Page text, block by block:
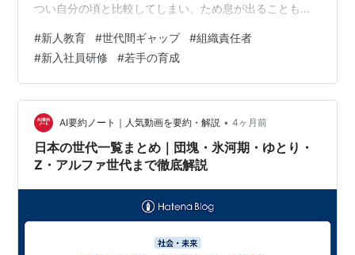
つい自分の頃と比較してしまい、ため息が出ることもあ
間のギャップに悩む。そんな、育成の手応えのなさにモ
ヤモヤした出来事がありました。 先日、私は社内で新入
社員を対象とした研修の講師を務める機会がありまし
た。伝えるカリキュラムは昨年度と全く同じ内容です。
しかし、今年の新人はどこか態度が良くないように感じ
られました。新しい環境で疲れているのか、講義の…
#新人教育 #世代間ギャップ #組織責任者
#新入社員研修 #若手の育成
AI要約ノート｜人気動画を要約・解説 • 4ヶ月前
日本の世代一覧まとめ｜団塊・氷河期・ゆとり・
Z・アルファ世代まで徹底解説